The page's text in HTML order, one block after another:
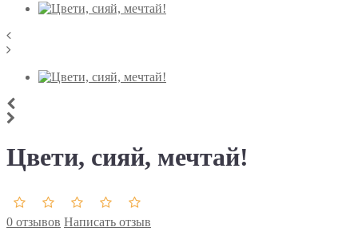
Цвети, сияй, мечтай!
0 отзывов Написать отзыв